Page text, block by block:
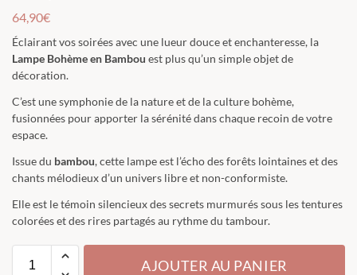
64,90€
Éclairant vos soirées avec une lueur douce et enchanteresse, la
Lampe Bohèmeen Bambou est plus qu’un simple objet de
décoration.
C’est une symphonie de la nature et de la culture bohème,
fusionnées pour apporter la sérénité dans chaque recoin de votre
espace.
Issue du bambou, cette lampe est l’écho des forêts lointaines et des
chants mélodieux d’un univers libre et non-conformiste.
Elle est le témoin silencieux des secrets murmurés sous les tentures
colorées et des rires partagés au rythme du tambour.
AJOUTER AU PANIER